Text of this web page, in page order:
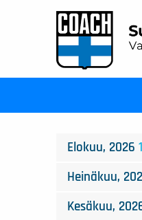
Elokuu, 2026 1
Heinäkuu,
Kesäkuu,